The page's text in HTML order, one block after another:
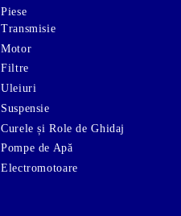
Piese
Transmisie
Motor
Filtre
Uleiuri
Suspensie
Curele și Role de Ghidaj
Pompe de Apă
Electromotoare